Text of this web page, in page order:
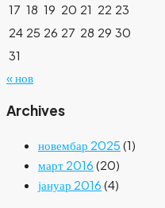
17 18 19 20 21 22 23
24 25 26 27 28 29 30
31
« нов
Archives
новембар 2025 (1)
март 2016 (20)
јануар 2016 (4)